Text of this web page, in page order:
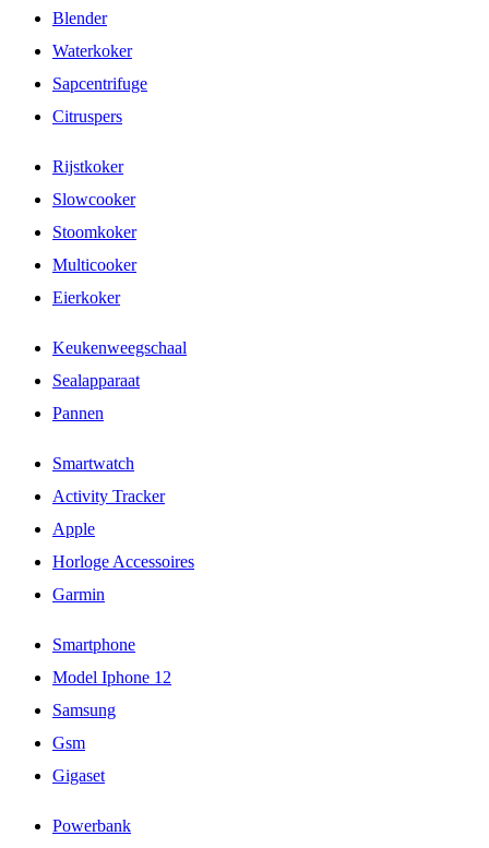
Blender
Waterkoker
Sapcentrifuge
Citruspers
Rijstkoker
Slowcooker
Stoomkoker
Multicooker
Eierkoker
Keukenweegschaal
Sealapparaat
Pannen
Smartwatch
Activity Tracker
Apple
Horloge Accessoires
Garmin
Smartphone
Model Iphone 12
Samsung
Gsm
Gigaset
Powerbank